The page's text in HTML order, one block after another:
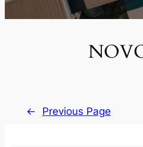
← Previous Page